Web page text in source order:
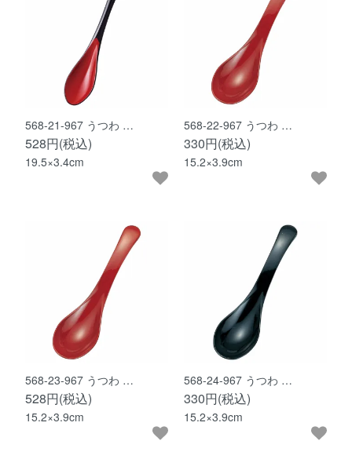
568-21-967 うつわ …
528円(税込)
19.5×3.4cm
568-22-967 うつわ …
330円(税込)
15.2×3.9cm
568-23-967 うつわ …
528円(税込)
15.2×3.9cm
568-24-967 うつわ …
330円(税込)
15.2×3.9cm